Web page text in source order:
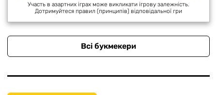
Участь в азартних іграх може викликати ігрову залежність.
Дотримуйтеся правил (принципів) відповідальної гри
Всі букмекери